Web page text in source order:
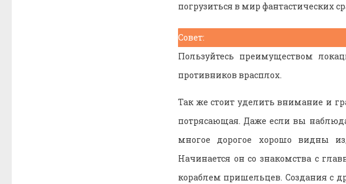
погрузиться в мир фантастических
Совет:
Пользуйтесь преимуществом
противников врасплох.
Так же стоит уделить внимание и
потрясающая. Даже если вы
многое дорогое хорошо видны
Начинается он со знакомства с
кораблем пришельцев. Создания с